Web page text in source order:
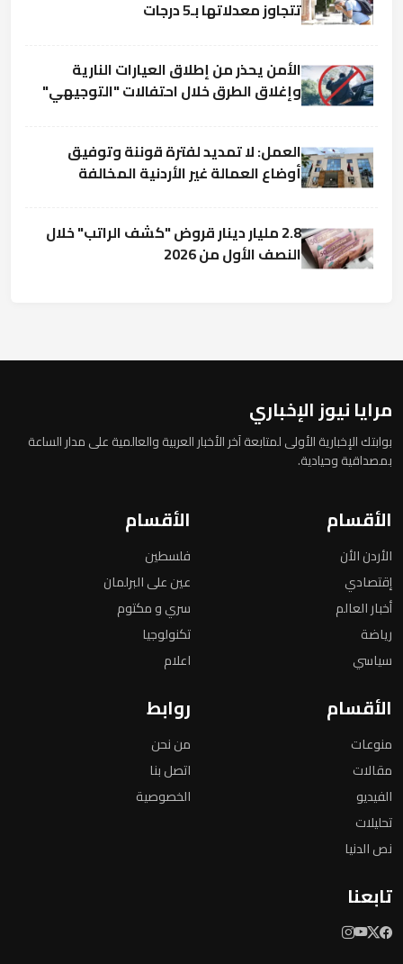
تتجاوز معدلاتها بـ5 درجات
الأمن يحذر من إطلاق العيارات النارية
وإغلاق الطرق خلال احتفالات "التوجيهي"
العمل: لا تمديد لفترة قوننة وتوفيق
أوضاع العمالة غير الأردنية المخالفة
2.8 مليار دينار قروض "كشف الراتب" خلال
النصف الأول من 2026
مرايا نيوز الإخباري
بوابتك الإخبارية الأولى لمتابعة آخر الأخبار العربية والعالمية على مدار الساعة
بمصداقية وحيادية.
الأقسام
الأردن الأن
إقتصادي
أخبار العالم
رياضة
سياسي
الأقسام
فلسطين
عين على البرلمان
سري و مكتوم
تكنولوجيا
اعلام
الأقسام
منوعات
مقالات
الفيديو
تحليلات
نص الدنيا
روابط
من نحن
اتصل بنا
الخصوصية
تابعنا